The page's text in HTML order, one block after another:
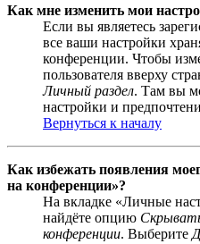
Как мне изменить мои
Если вы являетесь
все ваши настройки
конференции. Чтобы
пользователя вверху
Личный раздел. Там вы
настройки и
Вернуться к началу
Как избежать появления
на конференции»?
На вкладке «Личные
найдёте опцию
конференции. Выберите